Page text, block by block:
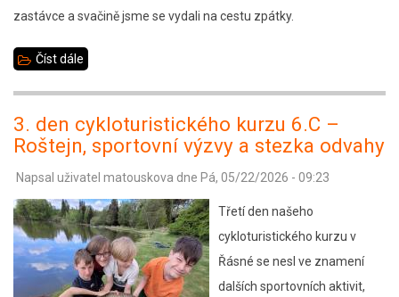
zastávce a svačině jsme se vydali na cestu zpátky.
Číst dále
den
5.
C
3. den cykloturistického kurzu 6.C –
Roštejn, sportovní výzvy a stezka odvahy
Napsal uživatel matouskova dne Pá, 05/22/2026 - 09:23
Třetí den našeho
cykloturistického kurzu v
Řásné se nesl ve znamení
dalších sportovních aktivit,